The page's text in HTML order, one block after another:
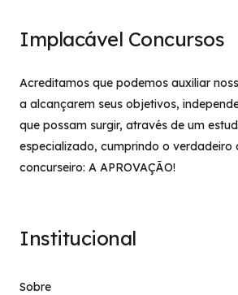
Implacável Concursos
Acreditamos que podemos auxiliar
a alcançarem seus objetivos,
que possam surgir, através de um
especializado, cumprindo o verdadeiro
concurseiro: A APROVAÇÃO!
Institucional
Sobre